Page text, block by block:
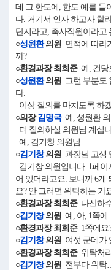
데 그 한도에, 한도 예를 들
다. 거기서 인자 하고자 할
단지라고, 축사직원이라고
○성원환의원 면적에 따라
까?
○환경과장 최희준예, 건당
○성원환의원 그런 부분도
다.
이상 질의를 마치도록 하
○의장김명국예, 성원환 의
더 질의하실 의원님 계십
예, 김기창 의원님
○김기창의원 과장님 고생
김기창 의원입니다. 1페
어 있더라고요. 보니까 6개
요? 안 그러면 위탁하는 가
○환경과장 최희준다산하
○김기창의원 예, 아, 1쪽에.
○환경과장 최희준1쪽에요?
○김기창의원 여섯 군데가
○환경과장 최희준위탁처
○김기창의원 전부다 위